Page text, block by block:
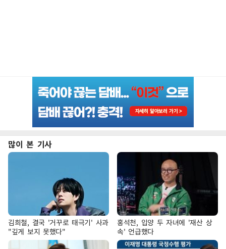
많이 본 기사
김희철, 결국 '거꾸로 태극기' 사과
"깊게 보지 못했다"
홍석천, 입양 두 자녀에 '재산 상
속' 언급했다